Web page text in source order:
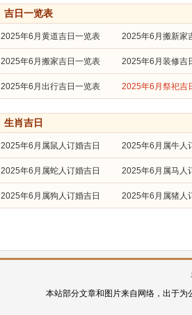
吉日一览表
2025年6月黄道吉日一览表 2025年6月搬新家
2025年6月搬家吉日一览表 2025年6月装修吉
2025年6月出行吉日一览表 2025年6月祭祀吉
生肖吉日
2025年6月属鼠人订婚吉日 2025年6月属牛人
2025年6月属蛇人订婚吉日 2025年6月属马人
2025年6月属狗人订婚吉日 2025年6月属猪人
本站部分文章和图片来自网络，出于